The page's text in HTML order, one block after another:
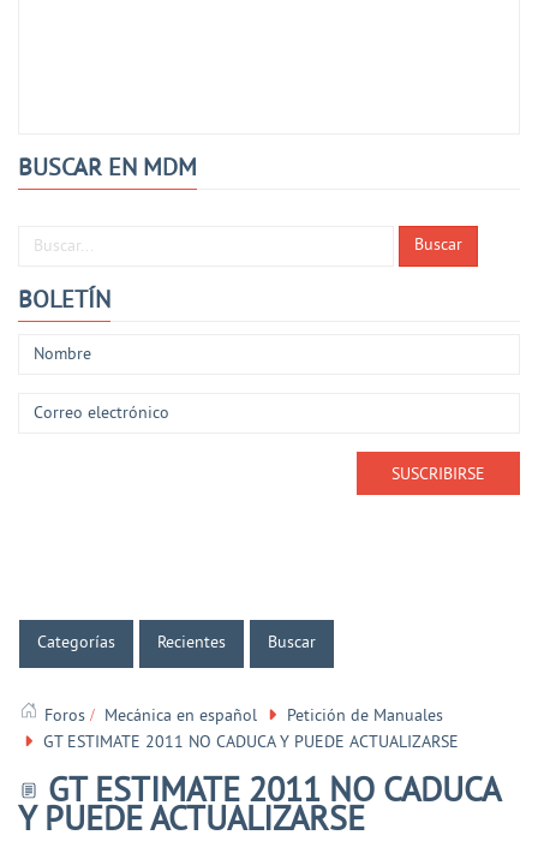
BUSCAR EN MDM
Buscar... Buscar
BOLETÍN
Categorías Recientes Buscar
Foros Mecánica en español
Petición de Manuales
GT ESTIMATE 2011 NO CADUCA Y PUEDE ACTUALIZARSE
GT ESTIMATE 2011 NO CADUCA
Y PUEDE ACTUALIZARSE